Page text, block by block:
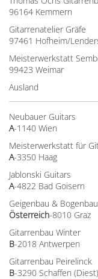
96164 Kemmern
Gitarrenatelier Gräfe
97461 Hofheim/
Meisterwerkstatt
99423 Weimar
Ausland
Neubauer Guitars
A-1140 Wien
Meisterwerkstatt für
A-3350 Haag
Jablonski Guitars
A-4822 Bad Goisern
Geigenbau &
Österreich-8010 Graz
Gitarrenbau Winter
B-2018 Antwerpen
Gitarrenbau Peirelinck
B-3290 Schaffen (Diest)